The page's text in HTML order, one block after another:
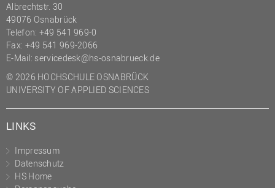
Albrechtstr. 30
49076 Osnabrück
Telefon: +49 541 969-0
Fax: +49 541 969-2066
E-Mail: servicedesk@hs-osnabrueck.de
© 2026 HOCHSCHULE OSNABRÜCK
UNIVERSITY OF APPLIED SCIENCES
LINKS
Impressum
Datenschutz
HS Home